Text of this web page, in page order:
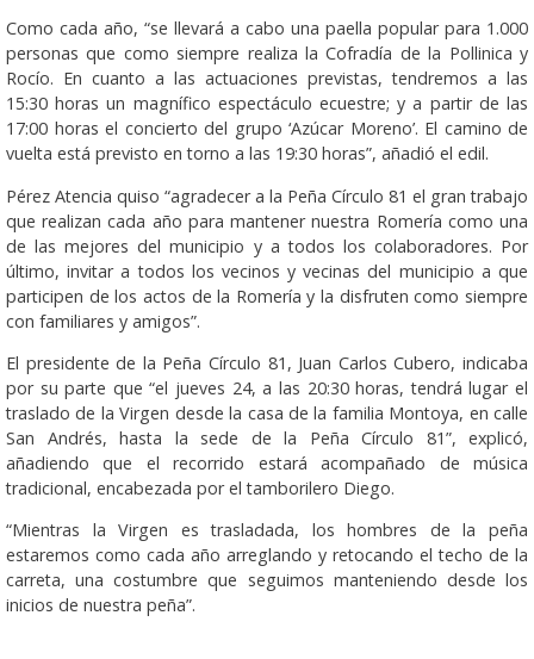
Como cada año, “se llevará a cabo una paella popular para 1.000
personas que como siempre realiza la Cofradía de la Pollinica y
Rocío. En cuanto a las actuaciones previstas, tendremos a las
15:30 horas un magnífico espectáculo ecuestre; y a partir de las
17:00 horas el concierto del grupo ‘Azúcar Moreno’. El camino de
vuelta está previsto en torno a las 19:30 horas”, añadió el edil.
Pérez Atencia quiso “agradecer a la Peña Círculo 81 el gran trabajo
que realizan cada año para mantener nuestra Romería como una
de las mejores del municipio y a todos los colaboradores. Por
último, invitar a todos los vecinos y vecinas del municipio a que
participen de los actos de la Romería y la disfruten como siempre
con familiares y amigos”.
El presidente de la Peña Círculo 81, Juan Carlos Cubero, indicaba
por su parte que “el jueves 24, a las 20:30 horas, tendrá lugar el
traslado de la Virgen desde la casa de la familia Montoya, en calle
San Andrés, hasta la sede de la Peña Círculo 81”, explicó,
añadiendo que el recorrido estará acompañado de música
tradicional, encabezada por el tamborilero Diego.
“Mientras la Virgen es trasladada, los hombres de la peña
estaremos como cada año arreglando y retocando el techo de la
carreta, una costumbre que seguimos manteniendo desde los
inicios de nuestra peña”.